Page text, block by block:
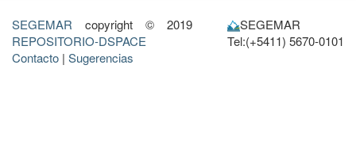
SEGEMAR copyright © 2019
REPOSITORIO-DSPACE
Contacto | Sugerencias
SEGEMAR
Tel:(+5411) 5670-0101